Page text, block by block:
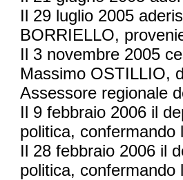
Il 29 luglio 2005
BORRIELLO,
Il 3 novembre 2005
Massimo OSTILLIO,
Assessore regionale
Il 9 febbraio 2006 il
politica, confermando
Il 28 febbraio 2006 il
politica, confermando